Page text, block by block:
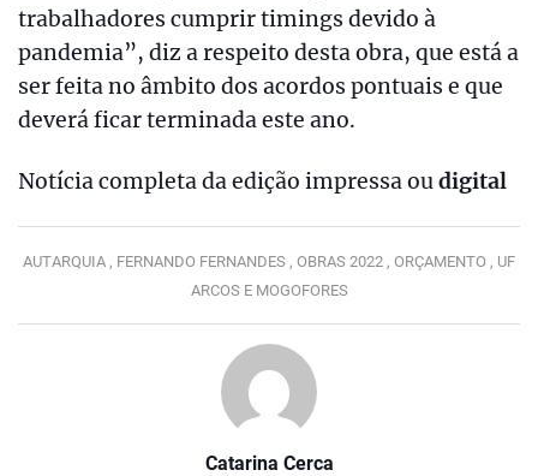
Catarina Cerca
trabalhadores cumprir timings devido à
pandemia”, diz a respeito desta obra, que está a
ser feita no âmbito dos acordos pontuais e que
deverá ficar terminada este ano.
Notícia completa da edição impressa oudigital
AUTARQUIA , FERNANDO FERNANDES , OBRAS 2022 , ORÇAMENTO , UF
ARCOS E MOGOFORES